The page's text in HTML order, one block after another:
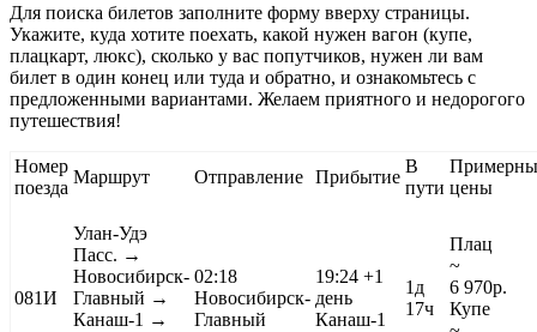
Для поиска билетов заполните форму вверху страницы.
Укажите, куда хотите поехать, какой нужен вагон (купе,
плацкарт, люкс), сколько у вас попутчиков, нужен ли вам
билет в один конец или туда и обратно, и ознакомьтесь с
предложенными вариантами. Желаем приятного и недорогого
путешествия!
Номер
поезда
Маршрут Отправление Прибытие
В
пути цены
081И
Улан-Удэ
Пасс. →
Новосибирск-
Главный →
Канаш-1 →
02:18
Новосибирск-
Главный
19:24 +1
день
Канаш-1
1д
17ч
Плац
~
6 970р.
Купе